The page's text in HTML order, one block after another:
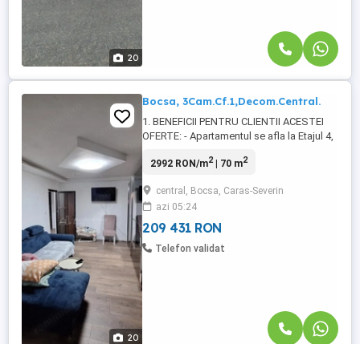
20
20
Bocsa, 3Cam.Cf.1,Decom.Central.
1. BENEFICII PENTRU CLIENTII ACESTEI
OFERTE: - Apartamentul se afla la Etajul 4,
confort 1 decomandat, ACOPERIS FARA
luminoase, (sufragerie spatioasa cu
balcon si doua dormitoare), 1 bucatarie
spatioasa cu deschidere in balconul ...
2992 RON/m2| 70 m2
central, Bocsa, Caras-Severin
azi 05:24
209 431 RON
Telefon validat